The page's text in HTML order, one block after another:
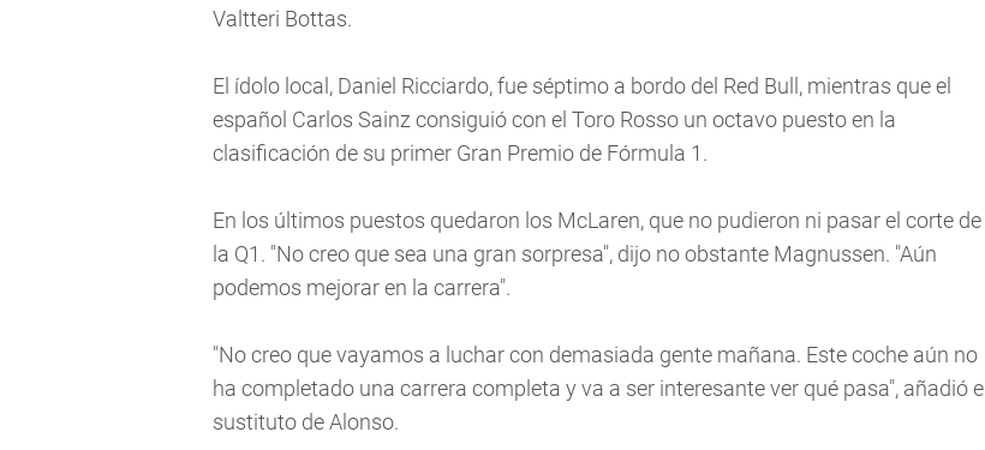
Valtteri Bottas.
El ídolo local, Daniel Ricciardo, fue séptimo a bordo del Red Bull, mientras que el
español Carlos Sainz consiguió con el Toro Rosso un octavo puesto en la
clasificación de su primer Gran Premio de Fórmula 1.
En los últimos puestos quedaron los McLaren, que no pudieron ni pasar el corte de
la Q1. "No creo que sea una gran sorpresa", dijo no obstante Magnussen. "Aún
podemos mejorar en la carrera".
"No creo que vayamos a luchar con demasiada gente mañana. Este coche aún no
ha completado una carrera completa y va a ser interesante ver qué pasa", añadió el
sustituto de Alonso.